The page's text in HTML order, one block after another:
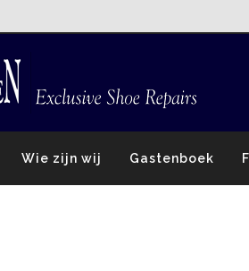
Wie zijn wij Gastenboek